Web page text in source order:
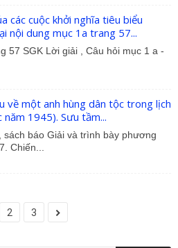
các cuộc khởi nghĩa tiêu biểu
nội dung mục 1a trang 57...
57 SGK Lời giải , Câu hỏi mục 1 a -
về một anh hùng dân tộc trong lịch
1945). Sưu tầm...
sách báo Giải và trình bày phương
Chiến...
2 3